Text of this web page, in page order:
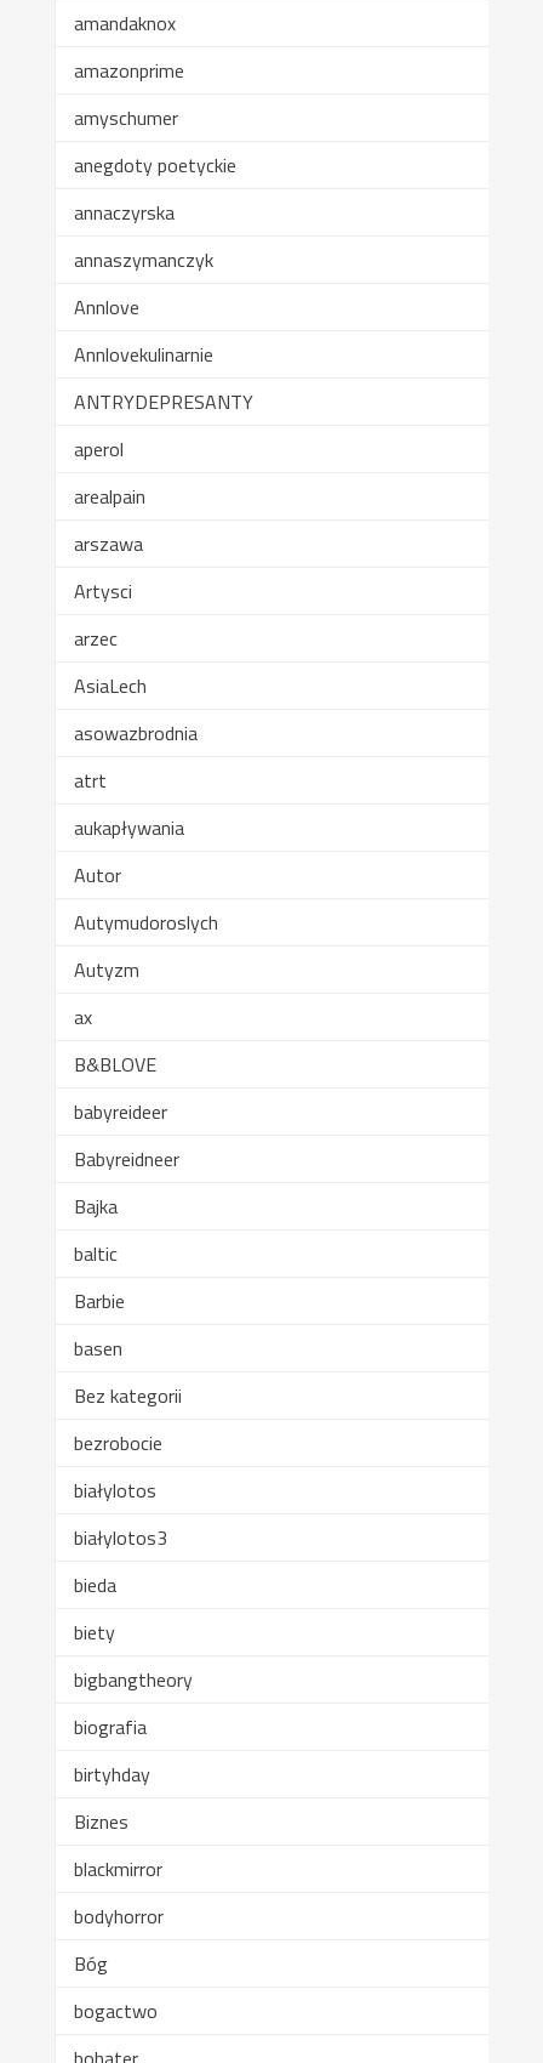
amandaknox
amazonprime
amyschumer
anegdoty poetyckie
annaczyrska
annaszymanczyk
Annlove
Annlovekulinarnie
ANTRYDEPRESANTY
aperol
arealpain
arszawa
Artysci
arzec
AsiaLech
asowazbrodnia
atrt
aukapływania
Autor
Autymudoroslych
Autyzm
ax
B&BLOVE
babyreideer
Babyreidneer
Bajka
baltic
Barbie
basen
Bez kategorii
bezrobocie
białylotos
białylotos3
bieda
biety
bigbangtheory
biografia
birtyhday
Biznes
blackmirror
bodyhorror
Bóg
bogactwo